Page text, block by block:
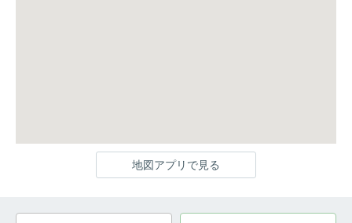
地図アプリで見る